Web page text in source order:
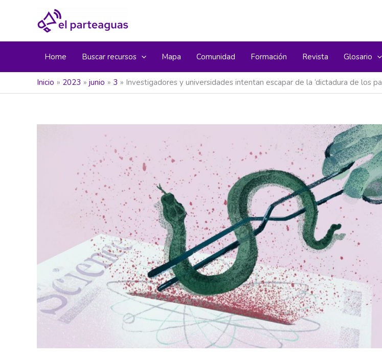
Home Buscar recursos Mapa Comunidad Formación Revista Glosario
Inicio 2023 junio 3 Investigadores y universidades intentan escapar de la ‘dictadura de los